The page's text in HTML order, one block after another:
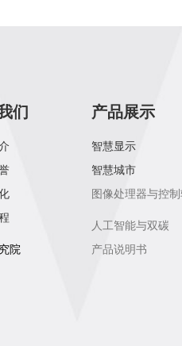
们
院
产品展示
智慧显示
智慧城市
图像处理器与控
人工智能与双碳
产品说明书